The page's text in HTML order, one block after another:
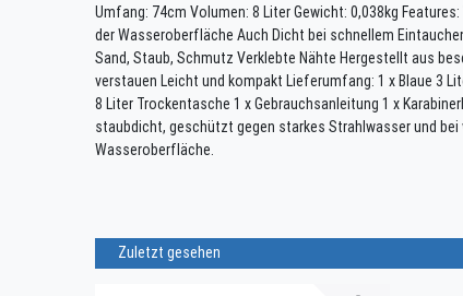
Umfang: 74cm Volumen: 8 Liter Gewicht: 0,038kg
der Wasseroberfläche Auch Dicht bei schnellem
Sand, Staub, Schmutz Verklebte Nähte Hergestellt aus
verstauen Leicht und kompakt Lieferumfang: 1 x Blaue 3
8 Liter Trockentasche 1 x Gebrauchsanleitung 1 x
staubdicht, geschützt gegen starkes Strahlwasser und
Wasseroberfläche.
Zuletzt gesehen